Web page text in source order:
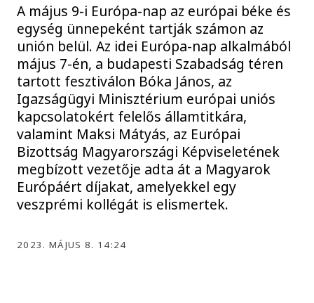
A május 9-i Európa-nap az európai béke és
egység ünnepeként tartják számon az
unión belül. Az idei Európa-nap alkalmából
május 7-én, a budapesti Szabadság téren
tartott fesztiválon Bóka János, az
Igazságügyi Minisztérium európai uniós
kapcsolatokért felelős államtitkára,
valamint Maksi Mátyás, az Európai
Bizottság Magyarországi Képviseletének
megbízott vezetője adta át a Magyarok
Európáért díjakat, amelyekkel egy
veszprémi kollégát is elismertek.
2023. MÁJUS 8. 14:24